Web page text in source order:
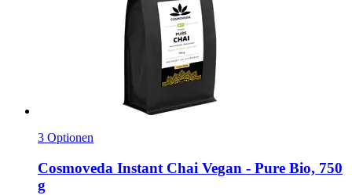
3 Optionen
Cosmoveda Instant Chai Vegan -​ Pure Bio, 750
g